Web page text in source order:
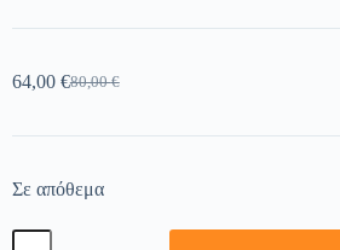
80,00€
64,00 €
Σε απόθεμα